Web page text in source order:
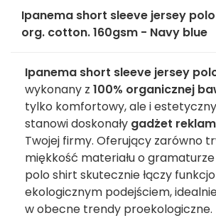
Ipanema short sleeve jersey polo
org. cotton. 160gsm - Navy blue
Ipanema short sleeve jersey
wykonany z 100% organicznej
tylko komfortowy, ale i
stanowi doskonały gadżet
Twojej firmy. Oferujący zarówno
miękkość materiału o gramaturze
polo shirt skutecznie łączy
ekologicznym podejściem,
w obecne trendy proekologiczne.